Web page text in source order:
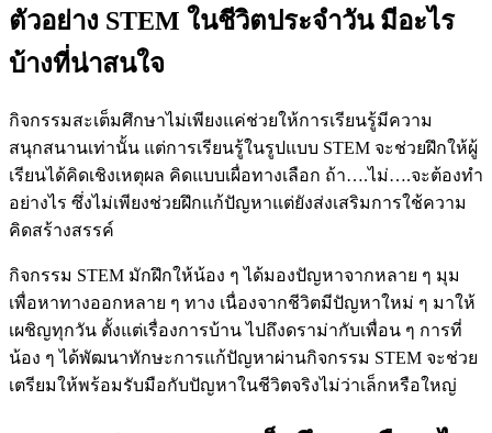
ตัวอย่าง STEM ในชีวิตประจําวัน มีอะไร
บ้างที่น่าสนใจ
กิจกรรมสะเต็มศึกษาไม่เพียงแค่ช่วยให้การเรียนรู้มีความ
สนุกสนานเท่านั้น แต่การเรียนรู้ในรูปแบบ STEM จะช่วยฝึกให้ผู้
เรียนได้คิดเชิงเหตุผล คิดแบบเผื่อทางเลือก ถ้า….ไม่….จะต้องทำ
อย่างไร ซึ่งไม่เพียงช่วยฝึกแก้ปัญหาแต่ยังส่งเสริมการใช้ความ
คิดสร้างสรรค์
กิจกรรม STEM มักฝึกให้น้อง ๆ ได้มองปัญหาจากหลาย ๆ มุม
เพื่อหาทางออกหลาย ๆ ทาง เนื่องจากชีวิตมีปัญหาใหม่ ๆ มาให้
เผชิญทุกวัน ตั้งแต่เรื่องการบ้าน ไปถึงดราม่ากับเพื่อน ๆ การที่
น้อง ๆ ได้พัฒนาทักษะการแก้ปัญหาผ่านกิจกรรม STEM จะช่วย
เตรียมให้พร้อมรับมือกับปัญหาในชีวิตจริงไม่ว่าเล็กหรือใหญ่